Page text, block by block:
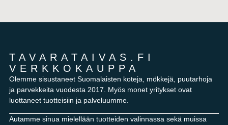
TAVARATAIVAS.FI
VERKKOKAUPPA
Olemme sisustaneet Suomalaisten koteja, mökkejä, puutarhoja
ja parvekkeita vuodesta 2017. Myös monet yritykset ovat
luottaneet tuotteisiin ja palveluumme.
Autamme sinua mielellään tuotteiden valinnassa sekä muissa